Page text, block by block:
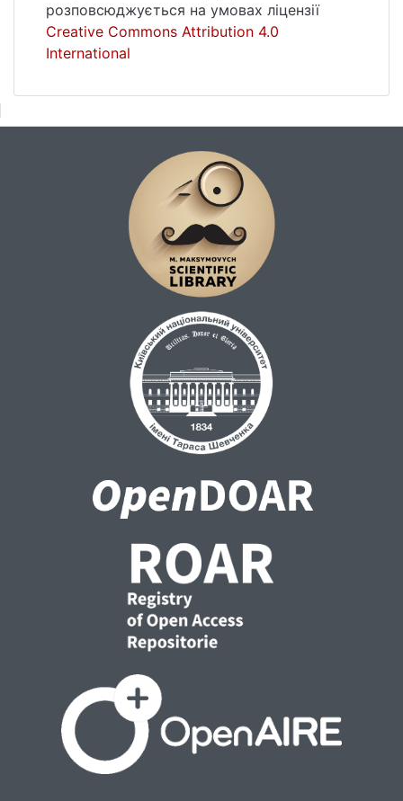
розповсюджується на умовах ліцензії
Creative Commons Attribution 4.0
International